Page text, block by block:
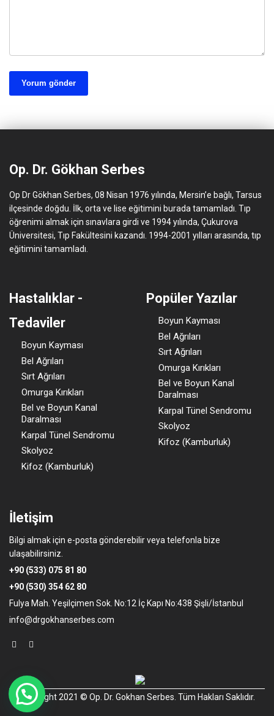
Op. Dr. Gökhan Serbes
Op Dr Gökhan Serbes, 08 Nisan 1976 yılında, Mersin’e bağlı, Tarsus
ilçesinde doğdu. İlk, orta ve lise eğitimini burada tamamladı. Tıp
öğrenimi almak için sınavlara girdi ve 1994 yılında, Çukurova
Üniversitesi, Tıp Fakültesini kazandı. 1994-2001 yılları arasında, tıp
eğitimini tamamladı.
Hastalıklar -
Tedaviler
Boyun Kayması
Bel Ağrıları
Sırt Ağrıları
Omurga Kırıkları
Bel ve Boyun Kanal
Daralması
Karpal Tünel Sendromu
Skolyoz
Kifoz (Kamburluk)
Popüler Yazılar
Boyun Kayması
Bel Ağrıları
Sırt Ağrıları
Omurga Kırıkları
Bel ve Boyun Kanal
Daralması
Karpal Tünel Sendromu
Skolyoz
Kifoz (Kamburluk)
İletişim
Bilgi almak için e-posta gönderebilir veya telefonla bize
ulaşabilirsiniz.
+90 (533) 075 81 80
+90 (530) 354 62 80
Fulya Mah. Yeşilçimen Sok. No:12 İç Kapı No:438 Şişli/İstanbul
info@drgokhanserbes.com
Copyright 2021 © Op. Dr. Gokhan Serbes. Tüm Hakları Saklıdır.